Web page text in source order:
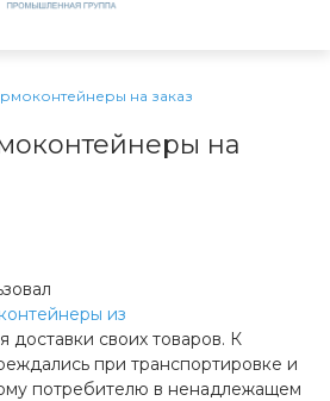
на заказ
на
из
доставки своих товаров. К
при транспортировке и
потребителю в ненадлежащем